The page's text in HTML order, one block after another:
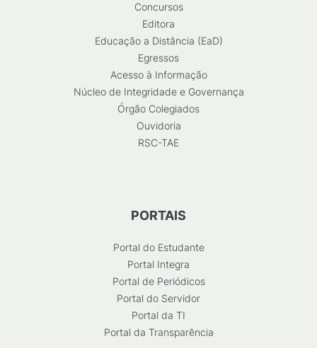
Concursos
Editora
Educação a Distância (EaD)
Egressos
Acesso à Informação
Núcleo de Integridade e Governança
Órgão Colegiados
Ouvidoria
RSC-TAE
PORTAIS
Portal do Estudante
Portal Integra
Portal de Periódicos
Portal do Servidor
Portal da TI
Portal da Transparência